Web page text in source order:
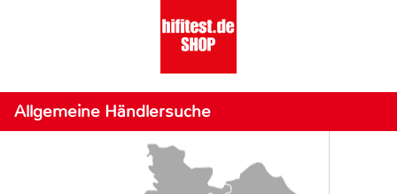
Allgemeine Händlersuche